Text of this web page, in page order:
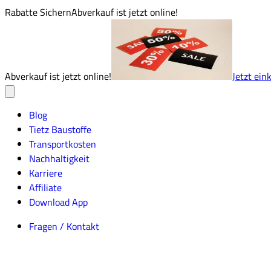
Rabatte SichernAbverkauf ist jetzt online!
Abverkauf ist jetzt online! Jetzt
Blog
Tietz Baustoffe
Transportkosten
Nachhaltigkeit
Karriere
Affiliate
Download App
Fragen / Kontakt